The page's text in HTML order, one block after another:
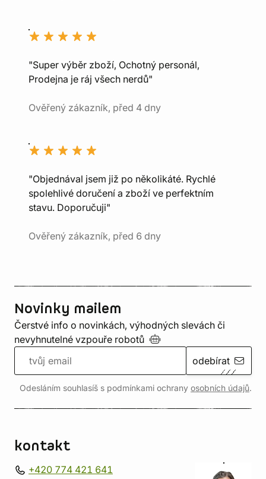
"Super výběr zboží, Ochotný personál,
Prodejna je ráj všech nerdů"
Ověřený zákazník, před 4 dny
"Objednával jsem již po několikáté. Rychlé
spolehlivé doručení a zboží ve perfektním
stavu. Doporučuji"
Ověřený zákazník, před 6 dny
Novinky mailem
Čerstvé info o novinkách, výhodných slevách či
nevyhnutelné vzpouře robotů
odebírat
Odesláním souhlasíš s podmínkami ochrany osobních údajů.
kontakt
+420 774 421 641